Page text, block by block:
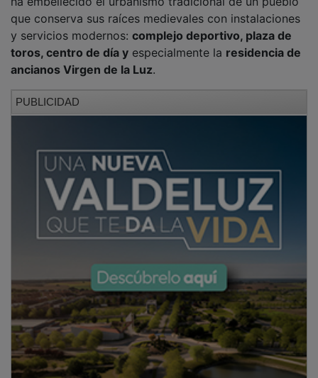
que conserva sus raíces medievales con instalaciones
y servicios modernos:complejo deportivo, plaza de
toros, centro de día y especialmente laresidencia de
ancianos Virgen de la Luz.